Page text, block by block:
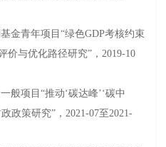
金青年项目“绿色GDP考核约束
价与优化路径研究”，2019-10
般项目 “推动‘碳达峰’‘碳中
政策研究”，2021-07至2021-